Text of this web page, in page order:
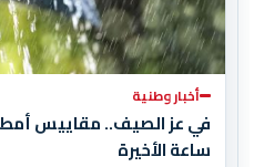
أخبار وطنية
ساعة الأخيرة